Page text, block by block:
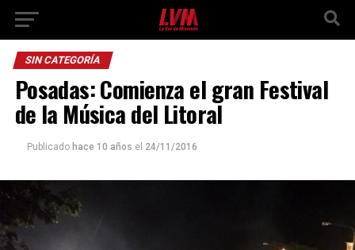
SIN CATEGORÍA
Posadas: Comienza el gran Festival
de la Música del Litoral
Publicado hace 10 años el 24/11/2016